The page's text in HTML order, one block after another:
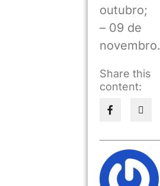
outubro;
– 09 de
novembro.
Share this
content: